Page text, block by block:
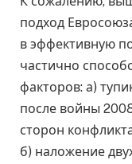
подход
в эффективную
частично
факторов: а)
после войны
сторон
б) наложение